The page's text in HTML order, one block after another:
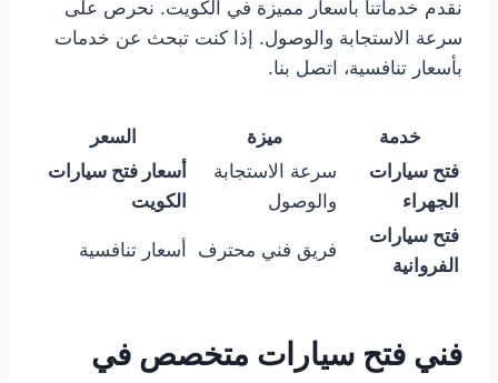
نقدم خدماتنا بأسعار مميزة في الكويت. نحرص على
سرعة الاستجابة والوصول. إذا كنت تبحث عن خدمات
بأسعار تنافسية، اتصل بنا.
خدمة ميزة
السعر
فتح سيارات
الجهراء
سرعة الاستجابة
والوصول
أسعار فتح سيارات
الكويت
فتح سيارات
الفروانية
فريق فني محترف أسعار تنافسية
فني فتح سيارات متخصص في